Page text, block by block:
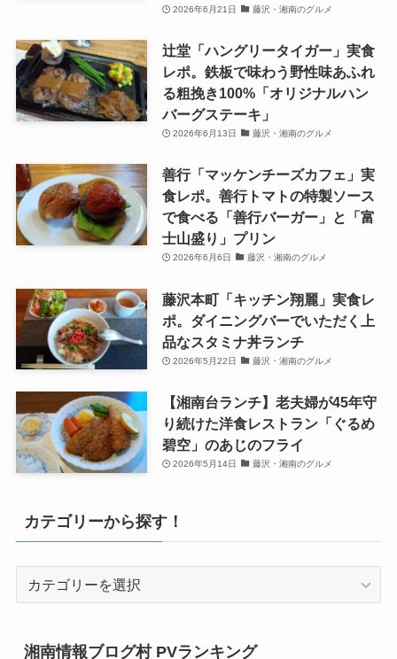
2026年6月21日 藤沢・湘南のグルメ
辻堂「ハングリータイガー」実食
レポ。鉄板で味わう野性味あふれ
る粗挽き100%「オリジナルハン
バーグステーキ」
2026年6月13日 藤沢・湘南のグルメ
善行「マッケンチーズカフェ」実
食レポ。善行トマトの特製ソース
で食べる「善行バーガー」と「富
士山盛り」プリン
2026年6月6日 藤沢・湘南のグルメ
藤沢本町「キッチン翔麗」実食レ
ポ。ダイニングバーでいただく上
品なスタミナ丼ランチ
2026年5月22日 藤沢・湘南のグルメ
【湘南台ランチ】老夫婦が45年守
り続けた洋食レストラン「ぐるめ
碧空」のあじのフライ
2026年5月14日 藤沢・湘南のグルメ
カテゴリーから探す！
リ
湘南情報ブログ村 PVランキング